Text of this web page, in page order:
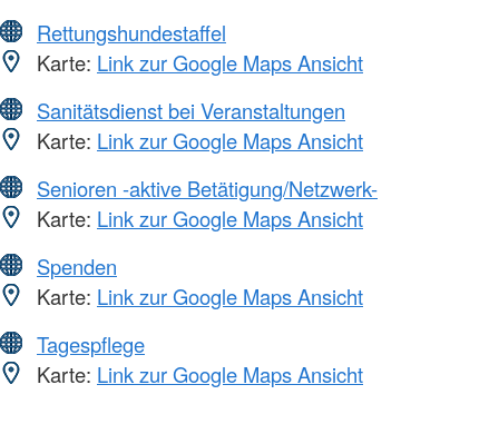
Rettungshundestaffel
Karte: Link zur Google Maps Ansicht
Sanitätsdienst bei Veranstaltungen
Karte: Link zur Google Maps Ansicht
Senioren -aktive Betätigung/Netzwerk-
Karte: Link zur Google Maps Ansicht
Spenden
Karte: Link zur Google Maps Ansicht
Tagespflege
Karte: Link zur Google Maps Ansicht